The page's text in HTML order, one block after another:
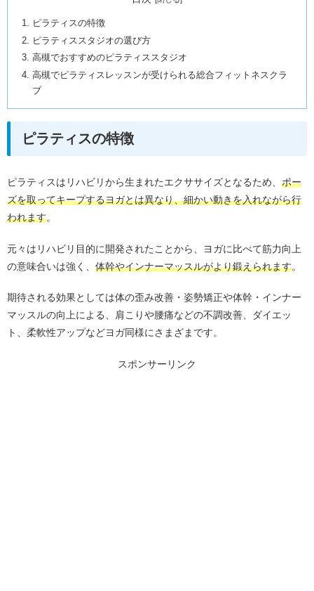
ピラティスの特徴
ピラティススタジオの選び方
高槻でおすすめのピラティススタジオ
高槻でピラティスレッスンが受けられる総合フィットネスクラ
ブ
ピラティスの特徴
ピラティスはリハビリから生まれたエクササイズとなるため、 ポー
ズを取ってキープするヨガとは異なり、細かい動きを入れながら行
われます。
元々はリハビリ目的に開発されたことから、ヨガに比べて筋力向上
の意味合いは強く、 体幹やインナーマッスルがより鍛えられます。
期待される効果としては体の歪み改善・姿勢矯正や体幹・インナー
マッスルの向上による、肩こりや腰痛などの不調改善、ダイエッ
ト、柔軟性アップなどヨガ同様にさまざまです。
スポンサーリンク